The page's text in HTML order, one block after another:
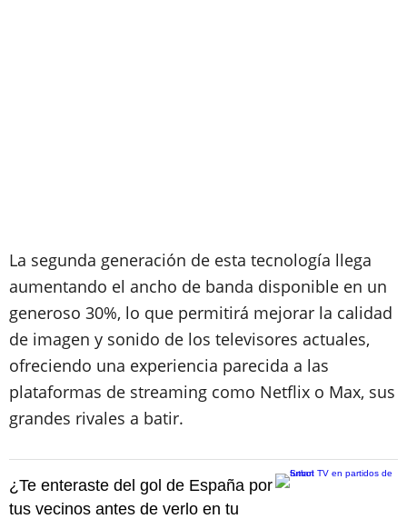
La segunda generación de esta tecnología llega
aumentando el ancho de banda disponible en un
generoso 30%, lo que permitirá mejorar la calidad
de imagen y sonido de los televisores actuales,
ofreciendo una experiencia parecida a las
plataformas de streaming como Netflix o Max, sus
grandes rivales a batir.
¿Te enteraste del gol de España por
tus vecinos antes de verlo en tu